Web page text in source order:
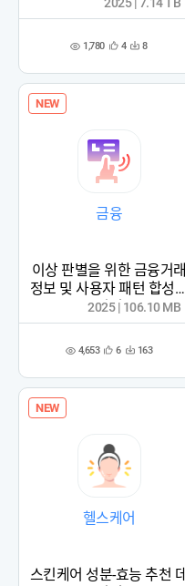
조 1,780 관
록
4 다 8
NEW
금융
이상 판별을 위한 금융거래
정보 및 사용자 패턴 합성데
이터
조 4,653 관
록
6 다 163
2025 | 106.10 MB
NEW
헬스케어
스킨케어 성분-효능 추천 데